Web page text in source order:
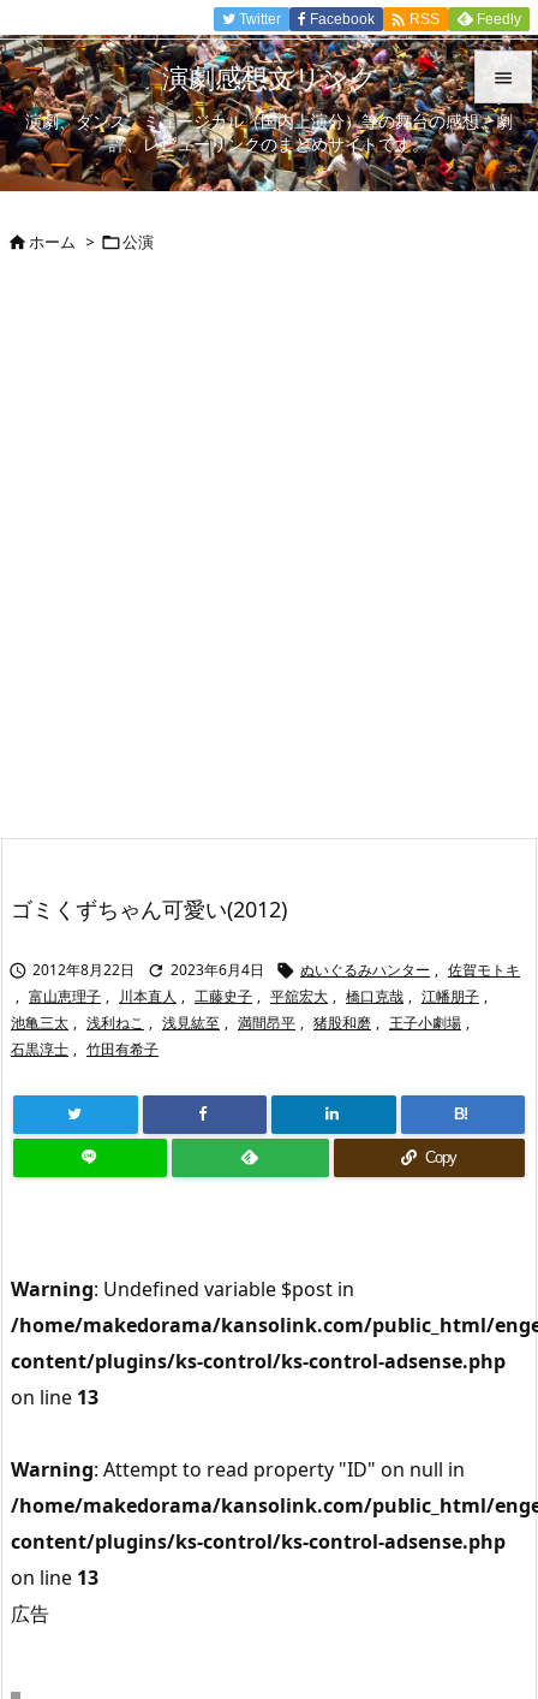


メニュ

Twitter Facebook  RSS Feedly
演劇感想文リンク
演劇、ダンス、ミュージカル（国内上演分）等の舞台の感想、劇
評、レビューリンクのまとめサイトです。
ホーム > 公演
ゴミくずちゃん可愛い(2012)
 2012年8月22日  2023年6月4日  ぬいぐるみハンター , 佐賀モトキ
, 富山恵理子 , 川本直人 , 工藤史子 , 平舘宏大 , 橋口克哉 , 江幡朋子 ,
池亀三太 , 浅利ねこ , 浅見紘至 , 満間昂平 , 猪股和磨 , 王子小劇場 ,
石黒淳士 , 竹田有希子
B!
Copy
Warning: Undefined variable $post in
/home/makedorama/kansolink.com/public_html/
content/plugins/ks-control/ks-control-adsense.php
on line 13
Warning: Attempt to read property "ID" on null in
/home/makedorama/kansolink.com/public_html/
content/plugins/ks-control/ks-control-adsense.php
on line 13
広告